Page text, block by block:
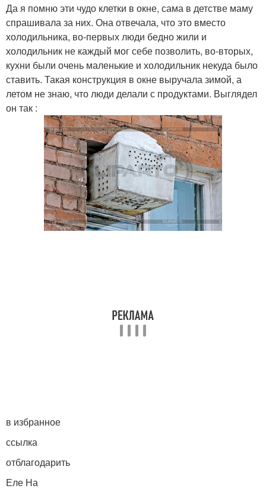
Да я помню эти чудо клетки в окне, сама в детстве маму
спрашивала за них. Она отвечала, что это вместо
холодильника, во-первых люди бедно жили и
холодильник не каждый мог себе позволить, во-вторых,
кухни были очень маленькие и холодильник некуда было
ставить. Такая конструкция в окне выручала зимой, а
летом не знаю, что люди делали с продуктами. Выглядел
он так :
в избранное
ссылка
отблагодарить
Еле На